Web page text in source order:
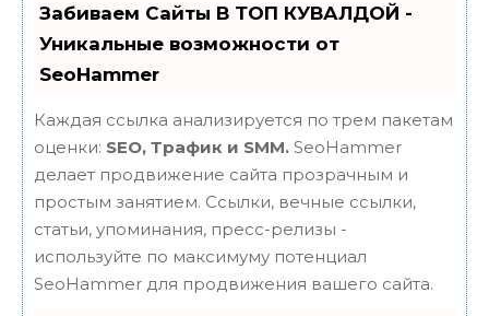
Забиваем Сайты В ТОП КУВАЛДОЙ -
Уникальные возможности от
SeoHammer
Каждая ссылка анализируется по трем пакетам
оценки: SEO, Трафик и SMM. SeoHammer
делает продвижение сайта прозрачным и
простым занятием. Ссылки, вечные ссылки,
статьи, упоминания, пресс-релизы -
используйте по максимуму потенциал
SeoHammer для продвижения вашего сайта.